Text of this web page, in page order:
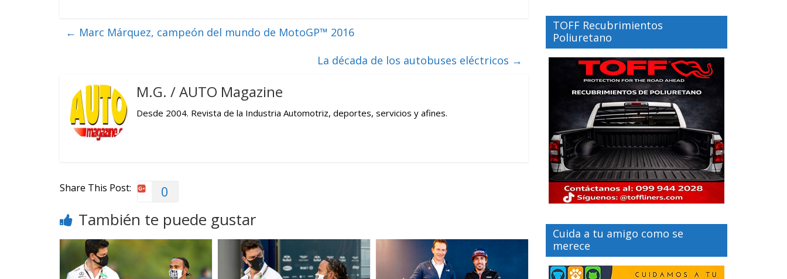
← Marc Márquez, campeón del mundo de MotoGP™ 2016
La década de los autobuses eléctricos →
M.G. / AUTO Magazine
Desde 2004. Revista de la Industria Automotriz, deportes, servicios y afines.
Share This Post: 0
También te puede gustar
TOFF Recubrimientos
Poliuretano
Cuida a tu amigo como se
merece